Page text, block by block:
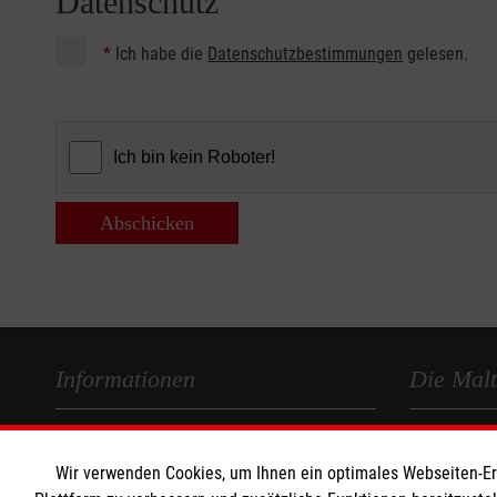
* Ich habe die Datenschutzbestimmungen gelesen.
Abschicken
Informationen
Datenschutz
Die
Wir verwenden Cookies, um Ihnen ein optimales